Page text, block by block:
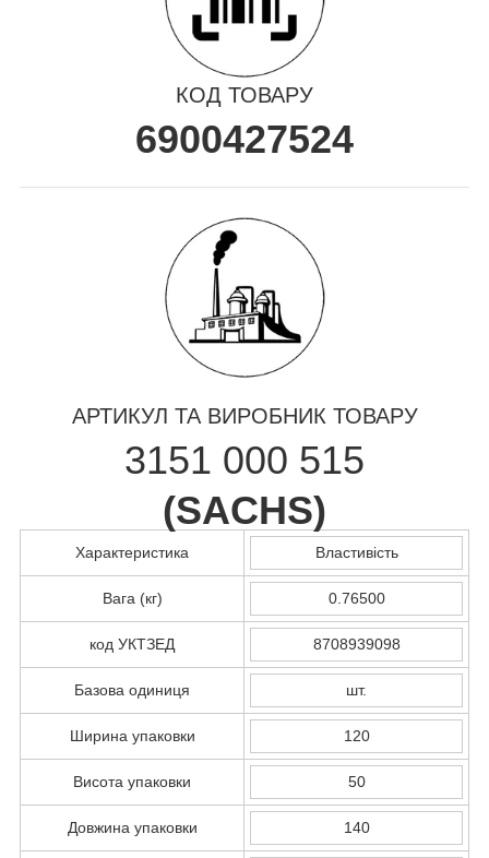
КОД ТОВАРУ
6900427524
АРТИКУЛ ТА ВИРОБНИК ТОВАРУ
3151 000 515
(SACHS)
Характеристика Властивість
Вага (кг) 0.76500
код УКТЗЕД 8708939098
Базова одиниця шт.
Ширина упаковки 120
Висота упаковки 50
Довжина упаковки 140